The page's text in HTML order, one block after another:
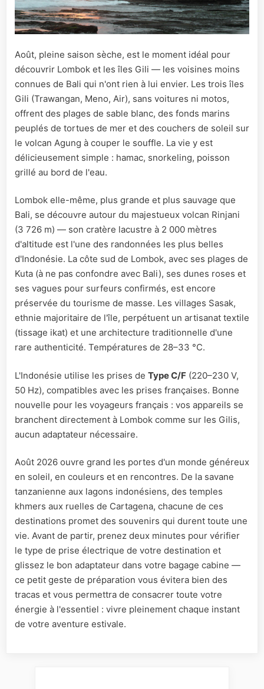
Août, pleine saison sèche, est le moment idéal pour
découvrir Lombok et les îles Gili — les voisines moins
connues de Bali qui n'ont rien à lui envier. Les trois îles
Gili (Trawangan, Meno, Air), sans voitures ni motos,
offrent des plages de sable blanc, des fonds marins
peuplés de tortues de mer et des couchers de soleil sur
le volcan Agung à couper le souffle. La vie y est
délicieusement simple : hamac, snorkeling, poisson
grillé au bord de l'eau.
Lombok elle-même, plus grande et plus sauvage que
Bali, se découvre autour du majestueux volcan Rinjani
(3 726 m) — son cratère lacustre à 2 000 mètres
d'altitude est l'une des randonnées les plus belles
d'Indonésie. La côte sud de Lombok, avec ses plages de
Kuta (à ne pas confondre avec Bali), ses dunes roses et
ses vagues pour surfeurs confirmés, est encore
préservée du tourisme de masse. Les villages Sasak,
ethnie majoritaire de l'île, perpétuent un artisanat textile
(tissage ikat) et une architecture traditionnelle d'une
rare authenticité. Températures de 28–33 °C.
L'Indonésie utilise les prises de Type C/F (220–230 V,
50 Hz), compatibles avec les prises françaises. Bonne
nouvelle pour les voyageurs français : vos appareils se
branchent directement à Lombok comme sur les Gilis,
aucun adaptateur nécessaire.
Août 2026 ouvre grand les portes d'un monde généreux
en soleil, en couleurs et en rencontres. De la savane
tanzanienne aux lagons indonésiens, des temples
khmers aux ruelles de Cartagena, chacune de ces
destinations promet des souvenirs qui durent toute une
vie. Avant de partir, prenez deux minutes pour vérifier
le type de prise électrique de votre destination et
glissez le bon adaptateur dans votre bagage cabine —
ce petit geste de préparation vous évitera bien des
tracas et vous permettra de consacrer toute votre
énergie à l'essentiel : vivre pleinement chaque instant
de votre aventure estivale.